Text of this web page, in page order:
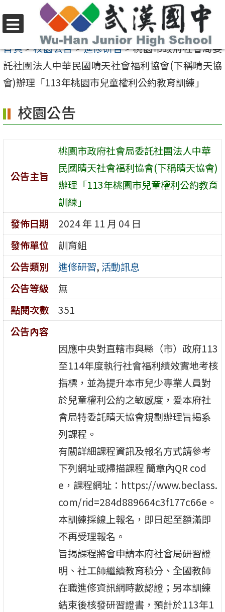
至
要
內
區
選
單
首頁>校園公告>進修研習>桃園市政府社會局委
託社團法人中華民國晴天社會福利協會(下稱晴天協
會)辦理「113年桃園市兒童權利公約教育訓練」
校園公告
公告主旨
桃園市政府社會局委託社團法人中華
民國晴天社會福利協會(下稱晴天協會)
辦理「113年桃園市兒童權利公約教育
訓練」
發佈日期
2024 年 11 月 04 日
發佈單位
訓育組
公告類別
進修研習, 活動訊息
公告等級
無
點閱次數
351
公告內容
因應中央對直轄市與縣（市）政府113
至114年度執行社會福利績效實地考核
指標，並為提升本市兒少專業人員對
於兒童權利公約之敏感度，爰本府社
會局特委託晴天協會規劃辦理旨揭系
列課程。
有關詳細課程資訊及報名方式請參考
下列網址或掃描課程 簡章內QR cod
e，課程網址：https://www.beclass.
com/rid=284d889664c3f177c66e。
本訓練採線上報名，即日起至額滿即
不再受理報名。
旨揭課程將會申請本府社會局研習證
明、社工師繼續教育積分、全國教師
在職進修資訊網時數認證；另本訓練
結束後核發研習證書，預計於113年1